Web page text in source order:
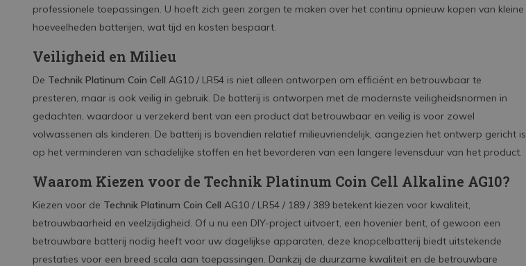
professionele toepassingen. U hoeft zich geen zorgen te maken over het continu opnieuw kopen van kleine
hoeveelheden batterijen, wat tijd en kosten bespaart.
Veiligheid en Milieu
De Technik Platinum Coin Cell AG10 / LR54 is niet alleen ontworpen om efficiënt en betrouwbaar te
presteren, maar is ook veilig in gebruik. De batterij is ontworpen met de modernste veiligheidsnormen in
gedachten, waardoor u verzekerd bent van een product dat betrouwbaar en veilig is voor zowel
volwassenen als kinderen. De batterij is bovendien relatief milieuvriendelijk, aangezien het ontwerp gericht is
op het verminderen van schadelijke stoffen en het bevorderen van een langere levensduur van het product.
Waarom Kiezen voor de Technik Platinum Coin Cell Alkaline AG10?
Kiezen voor de Technik Platinum Coin Cell AG10 / LR54 / 189 / 389 betekent kiezen voor kwaliteit,
betrouwbaarheid en veelzijdigheid. Of u nu een DIY-project uitvoert, een hovenier bent, of gewoon een
betrouwbare batterij nodig heeft voor uw dagelijkse apparaten, deze knopcelbatterij biedt uitstekende
prestaties voor een breed scala aan toepassingen. Dankzij de duurzame kwaliteit en de betrouwbare